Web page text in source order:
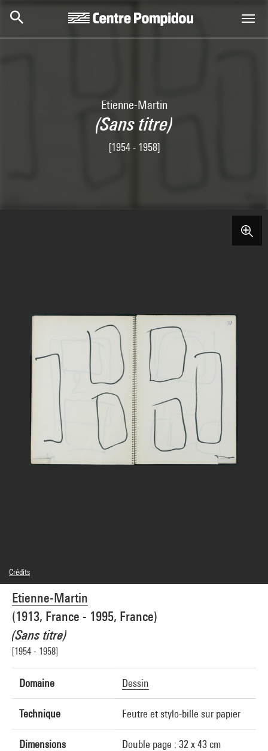
Etienne-Martin
(Sans titre)
[1954 - 1958]
Etienne-Martin
(1913, France - 1995, France)
(Sans titre)
[1954 - 1958]
Domaine Dessin
Technique Feutre et stylo-bille sur papier
Dimensions
Double page : 32 x 43 cm
Crédits
© Adagp, Paris
Crédit photographique : Hervé Véronèse - Centre Pompidou, MNAM-CCI
Réf. image : 4N19774